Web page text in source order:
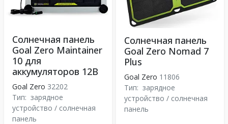
Солнечная панель
Goal Zero Maintainer
10 для
аккумуляторов 12В
Goal Zero 32202
Тип: зарядное
устройство / солнечная
панель
Солнечная панель
Goal Zero Nomad 7
Plus
Goal Zero 11806
Тип: зарядное
устройство / солнечная
панель